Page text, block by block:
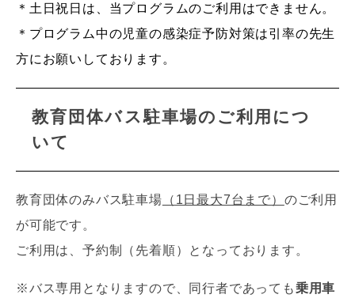
＊土日祝日は、当プログラムのご利用はできません。
＊プログラム中の児童の感染症予防対策は引率の先生
方にお願いしております。
教育団体バス駐車場のご利用につ
いて
教育団体のみバス駐車場 （1日最大7台まで） のご利用
が可能です。
ご利用は、予約制（先着順）となっております。
※バス専用となりますので、同行者であっても乗用車